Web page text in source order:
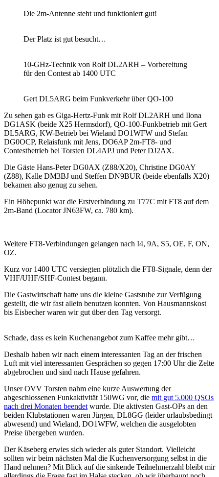
Die 2m-Antenne steht und funktioniert gut!
Der Platz ist gut besucht…
10-GHz-Technik von Rolf DL2ARH – Vorbereitung
für den Contest ab 1400 UTC
Gert DL5ARG beim Funkverkehr über QO-100
Zu sehen gab es Giga-Hertz-Funk mit Rolf DL2ARH und Ilona
DG1ASK (beide X25 Hermsdorf), QO-100-Funkbetrieb mit Gert
DL5ARG, KW-Betrieb bei Wieland DO1WFW und Stefan
DG0OCP, Relaisfunk mit Jens, DO6AP 2m-FT8- und
Contestbetrieb bei Torsten DL4APJ und Peter DJ2AX.
Die Gäste Hans-Peter DG0AX (Z88/X20), Christine DG0AY
(Z88), Kalle DM3BJ und Steffen DN9BUR (beide ebenfalls X20)
bekamen also genug zu sehen.
Ein Höhepunkt war die Erstverbindung zu T77C mit FT8 auf dem
2m-Band (Locator JN63FW, ca. 780 km).
Weitere FT8-Verbindungen gelangen nach I4, 9A, S5, OE, F, ON,
OZ.
Kurz vor 1400 UTC versiegten plötzlich die FT8-Signale, denn der
VHF/UHF/SHF-Contest begann.
Die Gastwirtschaft hatte uns die kleine Gaststube zur Verfügung
gestellt, die wir fast allein benutzen konnten. Von Hausmannskost
bis Eisbecher waren wir gut über den Tag versorgt.
Schade, dass es kein Kuchenangebot zum Kaffee mehr gibt…
Deshalb haben wir nach einem interessanten Tag an der frischen
Luft mit viel interessanten Gesprächen so gegen 17:00 Uhr die Zelte
abgebrochen und sind nach Hause gefahren.
Unser OVV Torsten nahm eine kurze Auswertung der
abgeschlossenen Funkaktivität 150WG vor, die mit gut 5.000 QSOs
nach drei Monaten beendet wurde. Die aktivsten Gast-OPs an den
beiden Klubstationen waren Jürgen, DL8GG (leider urlaubsbedingt
abwesend) und Wieland, DO1WFW, welchen die ausgelobten
Preise übergeben wurden.
Der Käseberg erwies sich wieder als guter Standort. Vielleicht
sollten wir beim nächsten Mal die Kuchenversorgung selbst in die
Hand nehmen? Mit Blick auf die sinkende Teilnehmerzahl bleibt mir